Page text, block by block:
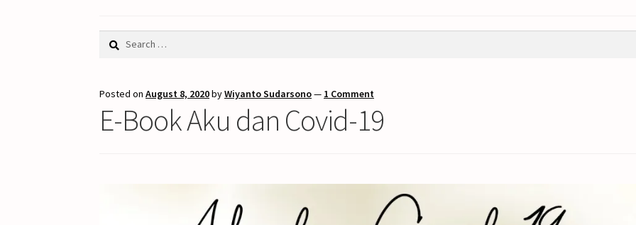
Search
Posted onAugust 8, 2020byWiyanto Sudarsono— 1 Comment
E-Book Aku dan Covid-19